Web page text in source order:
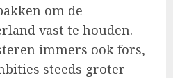
om de
vast te houden.
immers ook fors,
steeds groter